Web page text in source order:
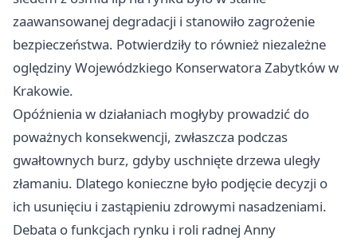
zaawansowanej degradacji i stanowiło zagrożenie
bezpieczeństwa. Potwierdziły to również niezależne
oględziny Wojewódzkiego Konserwatora Zabytków w
Krakowie.
Opóźnienia w działaniach mogłyby prowadzić do
poważnych konsekwencji, zwłaszcza podczas
gwałtownych burz, gdyby uschnięte drzewa uległy
złamaniu. Dlatego konieczne było podjęcie decyzji o
ich usunięciu i zastąpieniu zdrowymi nasadzeniami.
Debata o funkcjach rynku i roli radnej Anny